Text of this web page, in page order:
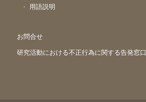
用語説明
お問合せ
研究活動における不正行為に関する告発窓口